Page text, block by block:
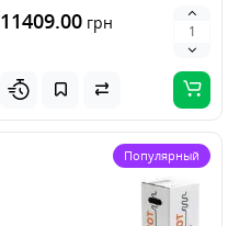
11409.00 грн
Популярный